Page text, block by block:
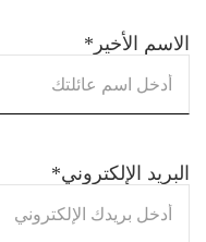
الاسم الأخير *
البريد الإلكتروني*